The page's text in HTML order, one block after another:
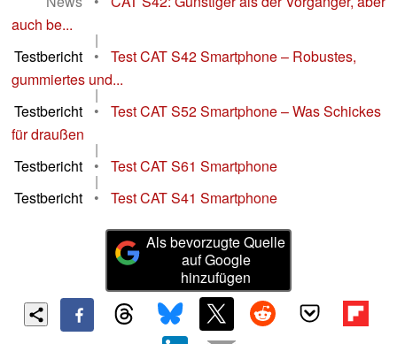
auch be...
|
Testbericht
•
Test CAT S42 Smartphone – Robustes,
gummiertes und...
|
Testbericht
•
Test CAT S52 Smartphone – Was Schickes
für draußen
|
Testbericht
• Test CAT S61 Smartphone
|
Testbericht
• Test CAT S41 Smartphone
Als bevorzugte Quelle
auf Google
hinzufügen